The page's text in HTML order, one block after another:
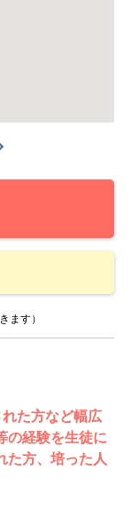
ます）
た方など幅広
の経験を生徒に
た方、培った人